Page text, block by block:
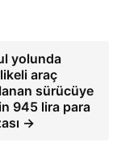
yolunda
araç
sürücüye
945 lira para
→